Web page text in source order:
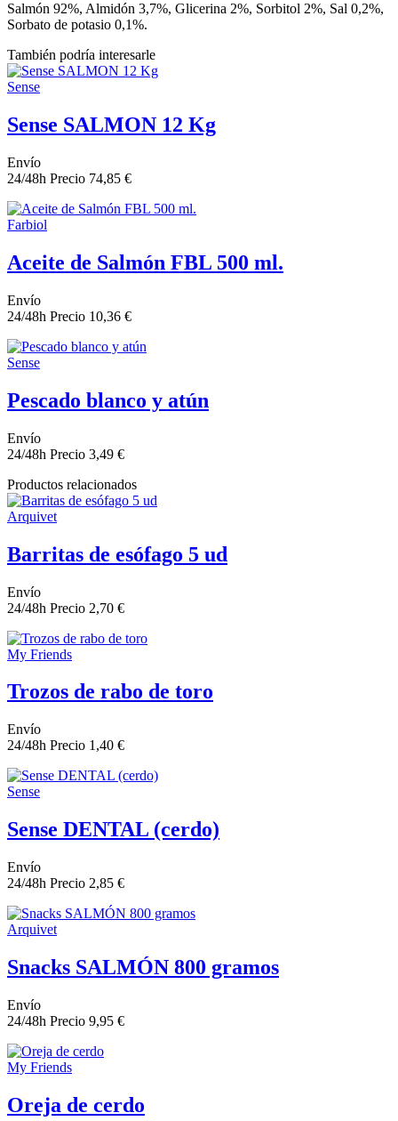
Salmón 92%, Almidón 3,7%, Glicerina 2%, Sorbitol 2%, Sal 0,2%,
Sorbato de potasio 0,1%.
También podría interesarle
Sense
Sense SALMON 12 Kg
Envío
24/48h Precio 74,85 €
Farbiol
Aceite de Salmón FBL 500 ml.
Envío
24/48h Precio 10,36 €
Sense
Pescado blanco y atún
Envío
24/48h Precio 3,49 €
Productos relacionados
Arquivet
Barritas de esófago 5 ud
Envío
24/48h Precio 2,70 €
My Friends
Trozos de rabo de toro
Envío
24/48h Precio 1,40 €
Sense
Sense DENTAL (cerdo)
Envío
24/48h Precio 2,85 €
Arquivet
Snacks SALMÓN 800 gramos
Envío
24/48h Precio 9,95 €
My Friends
Oreja de cerdo